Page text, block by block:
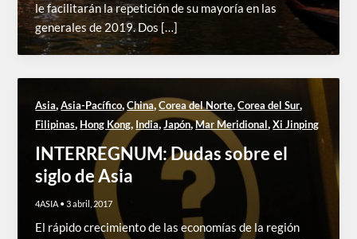
le facilitarán la repetición de su mayoría en las
generales de 2019. Dos […]
Asia,Asia-Pacífico,China,Corea del Norte,Corea del Sur,
Filipinas, Hong Kong, India,Japón,Mar Meridional,Xi Jinping
INTERREGNUM: Dudas sobre el
siglo de Asia
4ASIA •3 abril, 2017
El rápido crecimiento de las economías de la región